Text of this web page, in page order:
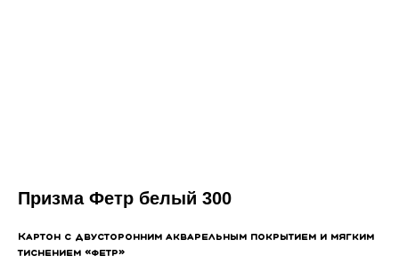
Призма Фетр белый 300
Картон с двусторонним акварельным покрытием и мягким
тиснением «фетр»